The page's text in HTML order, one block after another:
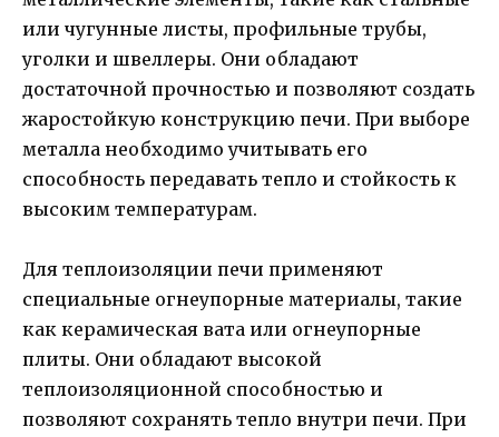
или чугунные листы, профильные трубы,
уголки и швеллеры. Они обладают
достаточной прочностью и позволяют создать
жаростойкую конструкцию печи. При выборе
металла необходимо учитывать его
способность передавать тепло и стойкость к
высоким температурам.
Для теплоизоляции печи применяют
специальные огнеупорные материалы, такие
как керамическая вата или огнеупорные
плиты. Они обладают высокой
теплоизоляционной способностью и
позволяют сохранять тепло внутри печи. При